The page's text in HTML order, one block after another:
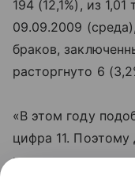
194 (12,1%), из
09.09.2009
браков,
расторгнуто 6
«В этом году
цифра 11. Поэтому
называют и днем